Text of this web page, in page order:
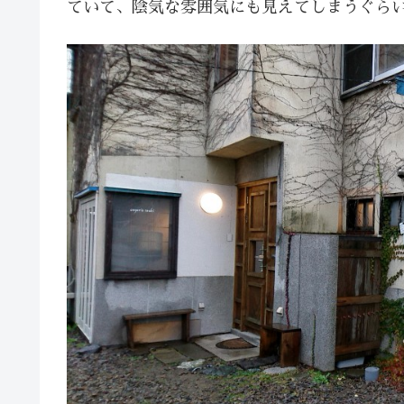
ていて、陰気な雰囲気にも見えてしまうぐら